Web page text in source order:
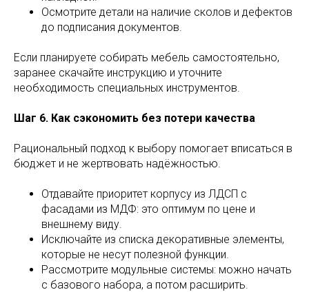
Осмотрите детали на наличие сколов и дефектов
до подписания документов.
Если планируете собирать мебель самостоятельно,
заранее скачайте инструкцию и уточните
необходимость специальных инструментов.
Шаг 6. Как сэкономить без потери качества
Рациональный подход к выбору помогает вписаться в
бюджет и не жертвовать надёжностью.
Отдавайте приоритет корпусу из ЛДСП с
фасадами из МДФ: это оптимум по цене и
внешнему виду.
Исключайте из списка декоративные элементы,
которые не несут полезной функции.
Рассмотрите модульные системы: можно начать
с базового набора, а потом расширить.